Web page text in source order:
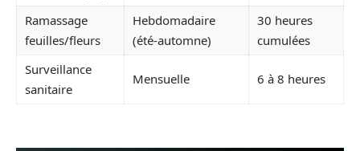
Ramassage
feuilles/fleurs
Hebdomadaire
(été-automne)
30 heures
cumulées
Surveillance
sanitaire
Mensuelle 6 à 8 heures